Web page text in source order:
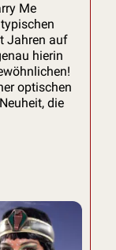
Me
Jahren auf
hierin
optischen
die